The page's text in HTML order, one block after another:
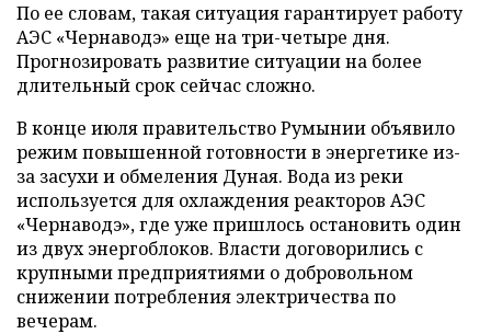
По ее словам, такая ситуация гарантирует работу
АЭС «Чернаводэ» еще на три-четыре дня.
Прогнозировать развитие ситуации на более
длительный срок сейчас сложно.
В конце июля правительство Румынии объявило
режим повышенной готовности в энергетике из-
за засухи и обмеления Дуная. Вода из реки
используется для охлаждения реакторов АЭС
«Чернаводэ», где уже пришлось остановить один
из двух энергоблоков. Власти договорились с
крупными предприятиями о добровольном
снижении потребления электричества по
вечерам.